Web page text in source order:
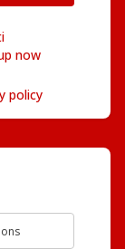
now
policy